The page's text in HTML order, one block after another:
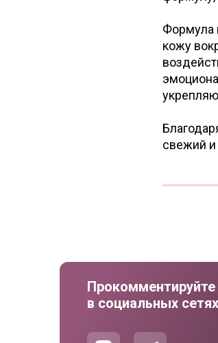
Формула
кожу
свежий
Прокомментируйте
в социальных сетях